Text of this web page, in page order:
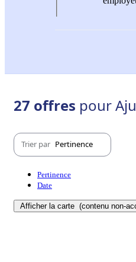
27 offres pour
Trier par Pertinence
Pertinence
Date
Afficher la carte (contenu non-